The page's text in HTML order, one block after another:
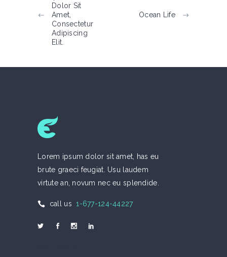
Dolor Sit
Amet,
Consectetur
Adipiscing
Elit.
Ocean Life
Lorem ipsum dolor sit amet, has eu
brute graeci feugiat. Usu laudem
virtute an, novum nec eu splendide.
call us 1-677-124-44227